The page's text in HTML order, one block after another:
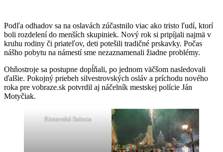
Podľa odhadov sa na oslavách zúčastnilo viac ako tristo ľudí, ktorí
boli rozdelení do menších skupiniek. Nový rok si pripíjali najmä v
kruhu rodiny či priateľov, deti potešili tradičné prskavky. Počas
nášho pobytu na námestí sme nezaznamenali žiadne problémy.
Ohňostroje sa postupne dopĺňali, po jednom väčšom nasledovali
ďalšie. Pokojný priebeh silvestrovských osláv a príchodu nového
roka pre vobraze.sk potvrdil aj náčelník mestskej polície Ján
Motyčiak.
Rimavská Sobota